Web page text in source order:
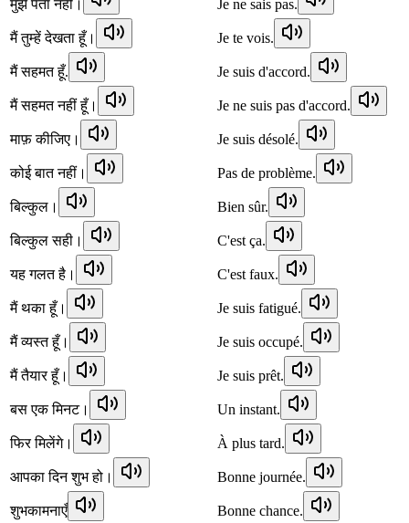
मुझे पता नहीं। Je ne sais pas.
मैं तुम्हें देखता हूँ। Je te vois.
मैं सहमत हूँ. Je suis d'accord.
मैं सहमत नहीं हूँ। Je ne suis pas d'accord.
माफ़ कीजिए। Je suis désolé.
कोई बात नहीं। Pas de problème.
बिल्कुल। Bien sûr.
बिल्कुल सही। C'est ça.
यह गलत है। C'est faux.
मैं थका हूँ। Je suis fatigué.
मैं व्यस्त हूँ। Je suis occupé.
मैं तैयार हूँ। Je suis prêt.
बस एक मिनट। Un instant.
फिर मिलेंगे। À plus tard.
आपका दिन शुभ हो। Bonne journée.
शुभकामनाएँ Bonne chance.